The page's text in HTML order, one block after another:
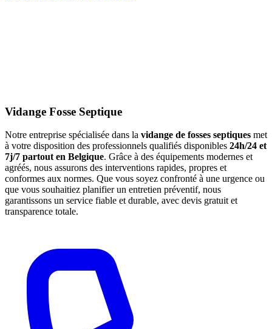
Vidange Fosse Septique
Notre entreprise spécialisée dans la vidange de fosses septiques met
à votre disposition des professionnels qualifiés disponibles 24h/24 et
7j/7 partout en Belgique. Grâce à des équipements modernes et
agréés, nous assurons des interventions rapides, propres et
conformes aux normes. Que vous soyez confronté à une urgence ou
que vous souhaitiez planifier un entretien préventif, nous
garantissons un service fiable et durable, avec devis gratuit et
transparence totale.